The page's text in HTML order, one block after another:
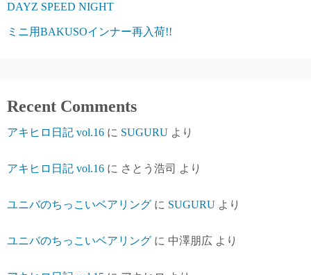
DAYZ SPEED NIGHT
ミニ用BAKUSOインナー再入荷!!
Recent Comments
アキヒロ日記 vol.16 に SUGURU より
アキヒロ日記 vol.16 に さとう浩司 より
ユニバのちっこいベアリング に SUGURU より
ユニバのちっこいベアリング に 中澤朋広 より